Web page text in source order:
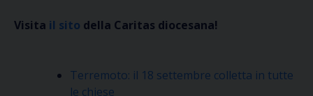
Visita il sito della Caritas diocesana!
Terremoto: il 18 settembre colletta in tutte
le chiese